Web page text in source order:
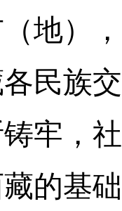
地）
民族交
牢，
的基